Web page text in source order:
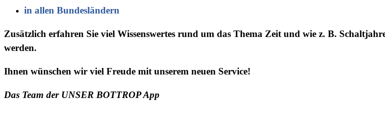
in allen Bundesländern
Zusätzlich erfahren Sie viel Wissenswertes rund um das Thema Zeit und wie z. B.
werden.
Ihnen wünschen wir viel Freude mit unserem neuen Service!
Das Team der UNSER BOTTROP App